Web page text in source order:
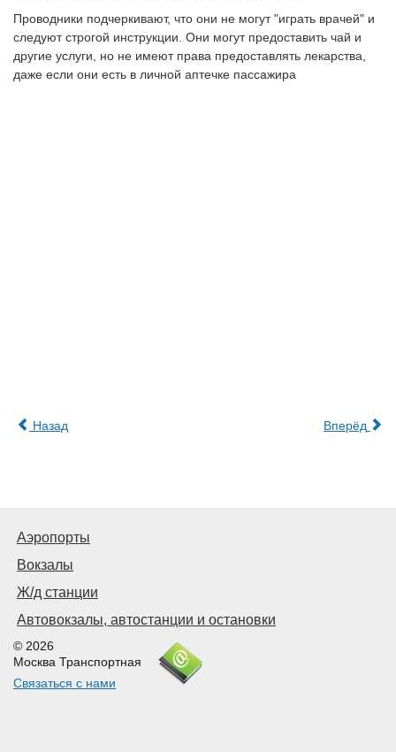
Проводники подчеркивают, что они не могут "играть врачей" и
следуют строгой инструкции. Они могут предоставить чай и
другие услуги, но не имеют права предоставлять лекарства,
даже если они есть в личной аптечке пассажира
Назад Вперёд
Аэропорты
Вокзалы
Ж/д станции
Автовокзалы, автостанции и остановки
© 2026
Москва Транспортная
Связаться с нами